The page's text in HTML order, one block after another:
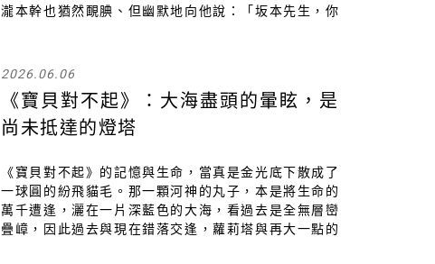
瀧本幹也猶然靦腆、但幽默地向他說：「坂本先生，你
2026.06.06
《寶貝對不起》：大海盡頭的暈眩，是
尚未抵達的燈塔
《寶貝對不起》的記憶與生命，當真是金光底下散成了
一球圓的紛飛貓毛。那一顆河神的丸子，本是將生命的
萬千遭逢，灑在一片深藍色的大海，看過去是全無層巒
疊嶂，因此過去與現在錯落交逢，蘿莉塔與再大一點的